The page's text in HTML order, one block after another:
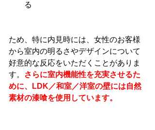
る
ため、特に内見時には、女性のお客様
から室内の明るさやデザインについて
好意的な反応をいただくことがありま
す。
さらに室内機能性を充実させるた
めに、LDK／和室／洋室の壁には自然
素材の漆喰を使用しています。